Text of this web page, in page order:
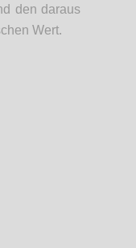
den daraus
Wert.